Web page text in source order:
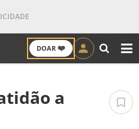
DOAR ❤️
a